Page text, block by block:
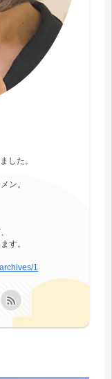
した。
ン。
す。
1